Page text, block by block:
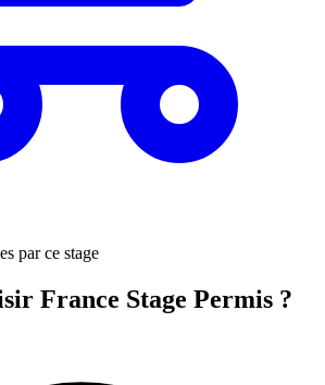
par ce stage
France Stage Permis ?